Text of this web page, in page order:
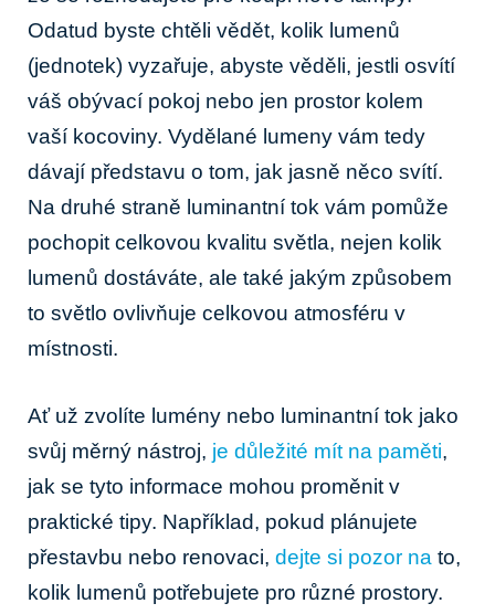
Odatud byste chtěli vědět, kolik lumenů
(jednotek) vyzařuje, abyste věděli, jestli osvítí
váš obývací pokoj nebo jen prostor kolem
vaší kocoviny. Vydělané lumeny vám tedy
dávají představu o tom, jak jasně něco svítí.
Na druhé straně luminantní tok vám pomůže
pochopit celkovou kvalitu světla, nejen kolik
lumenů dostáváte, ale také jakým způsobem
to světlo ovlivňuje celkovou atmosféru v
místnosti.
Ať už zvolíte lumény nebo luminantní tok jako
svůj měrný nástroj, je důležité mít na paměti,
jak se tyto informace mohou proměnit v
praktické tipy. Například, pokud plánujete
přestavbu nebo renovaci, dejte si pozor na to,
kolik lumenů potřebujete pro různé prostory.